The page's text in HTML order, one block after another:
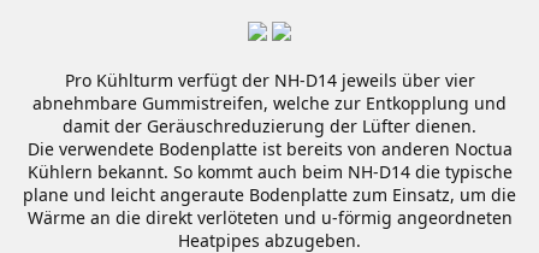
Pro Kühlturm verfügt der NH-D14 jeweils über vier
abnehmbare Gummistreifen, welche zur Entkopplung und
damit der Geräuschreduzierung der Lüfter dienen.
Die verwendete Bodenplatte ist bereits von anderen Noctua
Kühlern bekannt. So kommt auch beim NH-D14 die typische
plane und leicht angeraute Bodenplatte zum Einsatz, um die
Wärme an die direkt verlöteten und u-förmig angeordneten
Heatpipes abzugeben.